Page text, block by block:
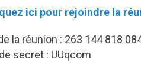
ici pour rejoindre la
la réunion : 263 144 818
secret : UUqcom